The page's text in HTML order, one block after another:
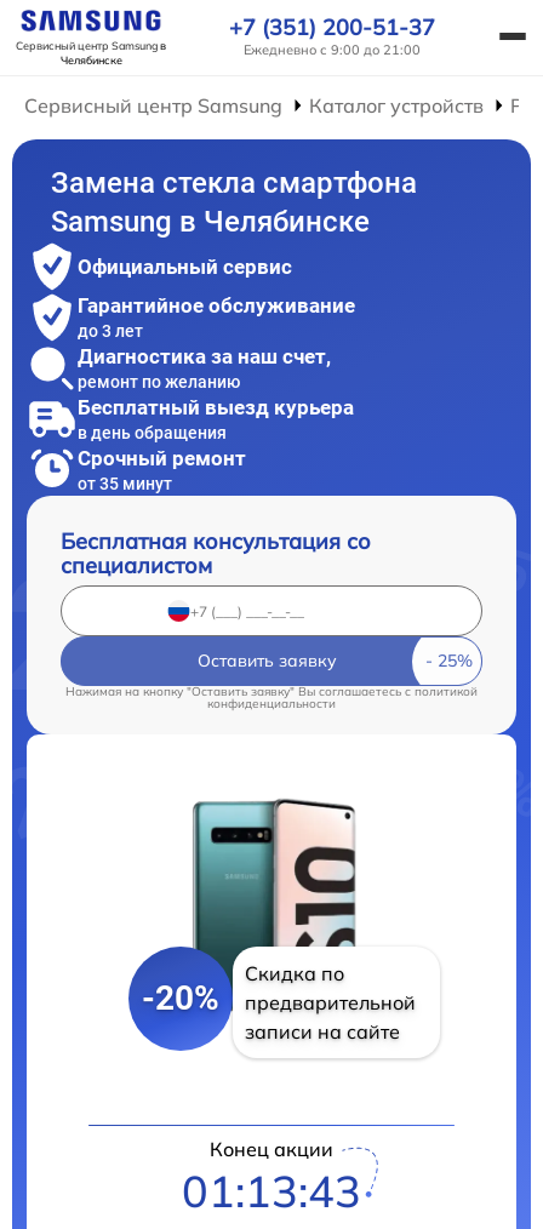
Сервисный центр Samsungв
Челябинске
+7 (351) 200-51-37
Ежедневно с 9:00 до 21:00
Сервисный центр Samsung Каталог устройств
Замена стекла смартфона
Samsung в Челябинске
Официальный сервис
Гарантийное обслуживание
до 3 лет
Диагностика за наш счет,
ремонт по желанию
Бесплатный выезд курьера
в день обращения
Срочный ремонт
от 35 минут
Бесплатная консультация со
специалистом
Оставить заявку
Нажимая на кнопку "Оставить заявку" Вы соглашаетесь c политикой
конфиденциальности
-20%
Скидка по
предварительной
записи на сайте
Конец акции
01:13:42